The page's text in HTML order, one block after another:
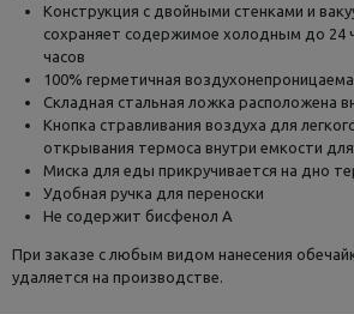
Конструкция с двойными стенками и
сохраняет содержимое холодным до 24
часов
100% герметичная
Складная стальная ложка расположена
Кнопка стравливания воздуха для
открывания термоса внутри емкости
Миска для еды прикручивается на дно
Удобная ручка для переноски
Не содержит бисфенол А
При заказе с любым видом нанесения
удаляется на производстве.